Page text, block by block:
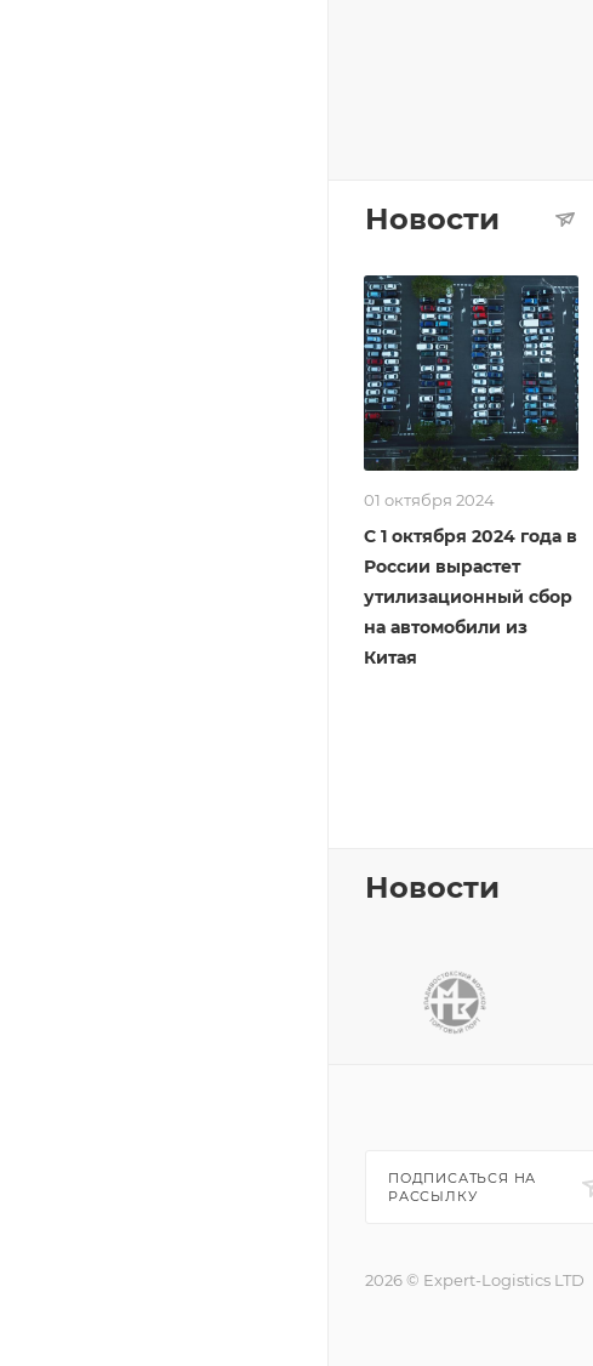
Новости
01 октября 2024
С 1 октября 2024 года в
России вырастет
утилизационный сбор
на автомобили из
Китая
Новости
ПОДПИСАТЬСЯ НА
РАССЫЛКУ
2026 © Expert-Logistics LTD